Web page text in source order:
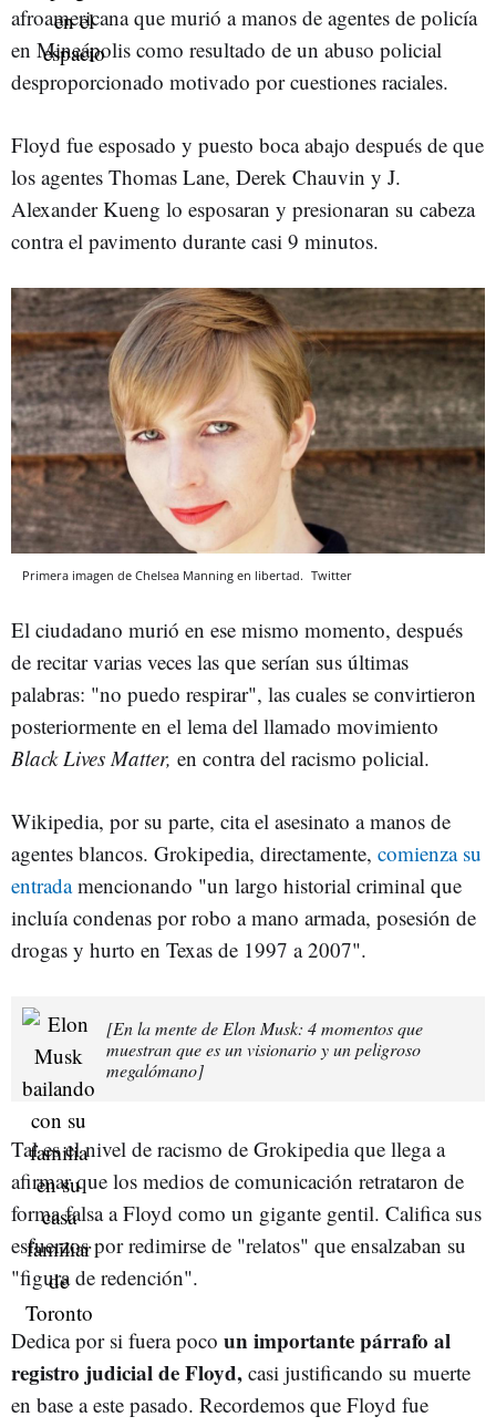
afroamericana que murió a manos de agentes de policía
en Mineápolis como resultado de un abuso policial
desproporcionado motivado por cuestiones raciales.
Floyd fue esposado y puesto boca abajo después de que
los agentes Thomas Lane, Derek Chauvin y J.
Alexander Kueng lo esposaran y presionaran su cabeza
contra el pavimento durante casi 9 minutos.
Primera imagen de Chelsea Manning en libertad. Twitter
El ciudadano murió en ese mismo momento, después
de recitar varias veces las que serían sus últimas
palabras: "no puedo respirar", las cuales se convirtieron
posteriormente en el lema del llamado movimiento
Black Lives Matter, en contra del racismo policial.
Wikipedia, por su parte, cita el asesinato a manos de
agentes blancos. Grokipedia, directamente, comienza su
entradamencionando "un largo historial criminal que
incluía condenas por robo a mano armada, posesión de
drogas y hurto en Texas de 1997 a 2007".
[En la mente de Elon Musk: 4 momentos que
muestran que es un visionario y un peligroso
megalómano]
Tal es el nivel de racismo de Grokipedia que llega a
afirmar que los medios de comunicación retrataron de
forma falsa a Floyd como un gigante gentil. Califica sus
esfuerzos por redimirse de "relatos" que ensalzaban su
"figura de redención".
Dedica por si fuera poco un importante párrafo al
registro judicial de Floyd, casi justificando su muerte
en base a este pasado. Recordemos que Floyd fue